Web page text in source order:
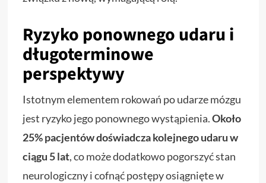
Ryzyko ponownego udaru i
długoterminowe
perspektywy
Istotnym elementem rokowań po udarze mózgu
jest ryzyko jego ponownego wystąpienia.Około
25% pacjentów doświadcza kolejnego udaru w
ciągu 5 lat, co może dodatkowo pogorszyć stan
neurologiczny i cofnąć postępy osiągnięte w